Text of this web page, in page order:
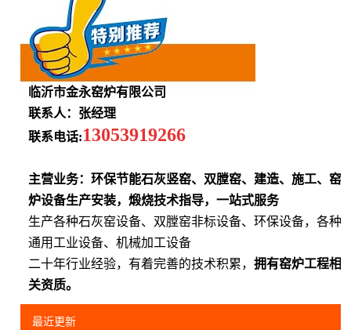
临沂市金永窑炉有限公司
联系人：张经理
联系电话:13053919266
主营业务：环保节能石灰竖窑、双膛窑、建造、施工、窑
炉设备生产安装，煅烧技术指导，一站式服务
生产各种石灰窑设备、双膛窑非标设备、环保设备，各种
通用工业设备、机械加工设备
二十年行业经验，有着完善的技术积累，拥有窑炉工程相
关资质。
最近更新